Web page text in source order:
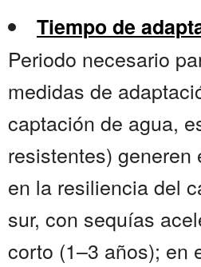
Tiempo de
Periodo necesario
medidas de
captación de agua,
resistentes) generen
en la resiliencia del
sur, con sequías
corto (1–3 años); en